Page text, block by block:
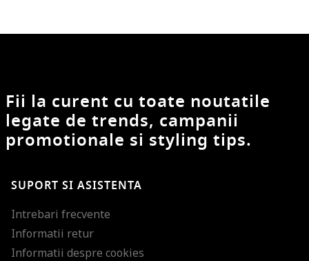
Fii la curent cu toate noutatile
legate de trends, campanii
promotionale si styling tips.
SUPORT SI ASISTENTA
Intrebari frecvente
Informatii retur
Informatii despre cookies